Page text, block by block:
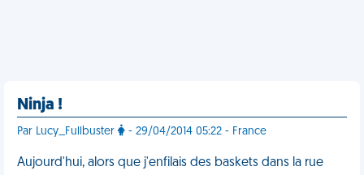
Ninja !
Par Lucy_Fullbuster - 29/04/2014 05:22 - France
Aujourd'hui, alors que j'enfilais des baskets dans la rue